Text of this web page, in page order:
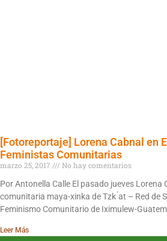
[Fotoreportaje] Lorena Cabnal en
Feministas Comunitarias
marzo 25, 2017
No hay comentarios
Por Antonella Calle El pasado jueves Lorena
comunitaria maya-xinka de Tzk ́at – Red de
Feminismo Comunitario de Iximulew-
Leer Más